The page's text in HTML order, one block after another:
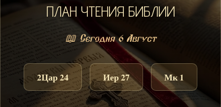
ПЛАН ЧТЕНИЯ БИБЛИИ
📖 Сегодня 6 Август
2Цар 24 Иер 27 Мк 1